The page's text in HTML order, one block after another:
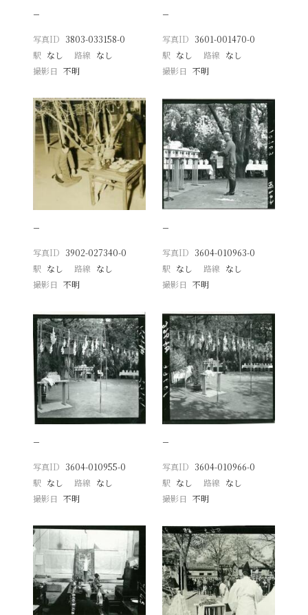
−
写真ID 3803-033158-0
駅 なし 路線 なし
撮影日
不明
−
写真ID 3601-001470-0
駅 なし 路線 なし
撮影日 不明
−
写真ID 3902-027340-0
駅 なし 路線 なし
撮影日
不明
−
写真ID 3604-010963-0
駅 なし 路線 なし
撮影日 不明
−
写真ID 3604-010955-0
駅 なし 路線 なし
撮影日
不明
−
写真ID 3604-010966-0
駅 なし 路線 なし
撮影日 不明